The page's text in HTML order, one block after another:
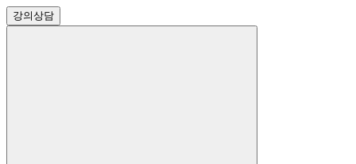
강의상담